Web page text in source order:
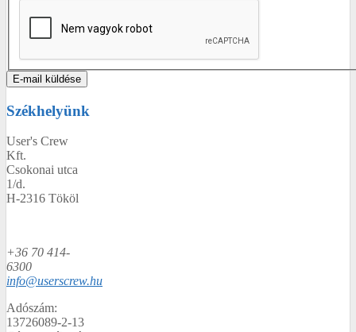
E-mail küldése
Székhelyünk
User's Crew
Kft.
Csokonai utca
1/d.
H-2316 Tököl
+36 70 414-
6300
info@userscrew.hu
Adószám:
13726089-2-13